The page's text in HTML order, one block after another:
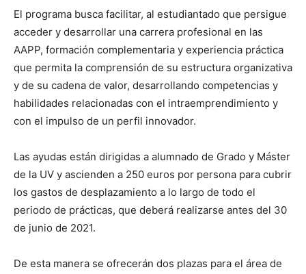
El programa busca facilitar, al estudiantado que persigue
acceder y desarrollar una carrera profesional en las
AAPP, formación complementaria y experiencia práctica
que permita la comprensión de su estructura organizativa
y de su cadena de valor, desarrollando competencias y
habilidades relacionadas con el intraemprendimiento y
con el impulso de un perfil innovador.
Las ayudas están dirigidas a alumnado de Grado y Máster
de la UV y ascienden a 250 euros por persona para cubrir
los gastos de desplazamiento a lo largo de todo el
periodo de prácticas, que deberá realizarse antes del 30
de junio de 2021.
De esta manera se ofrecerán dos plazas para el área de